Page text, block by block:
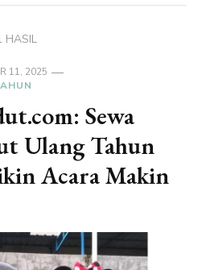
HASIL
11, 2025
Sewa
Ulang Tahun
Acara Makin